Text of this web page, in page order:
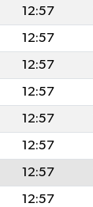
12:57
12:57
12:57
12:57
12:57
12:57
12:57
12:57